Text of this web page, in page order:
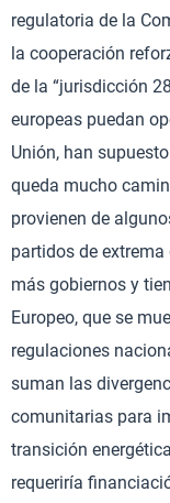
regulatoria de la
la cooperación
de la “jurisdicción
europeas puedan
Unión, han
queda mucho
provienen de
partidos de
más gobiernos y
Europeo, que se
regulaciones
suman las
comunitarias para
transición
requeriría